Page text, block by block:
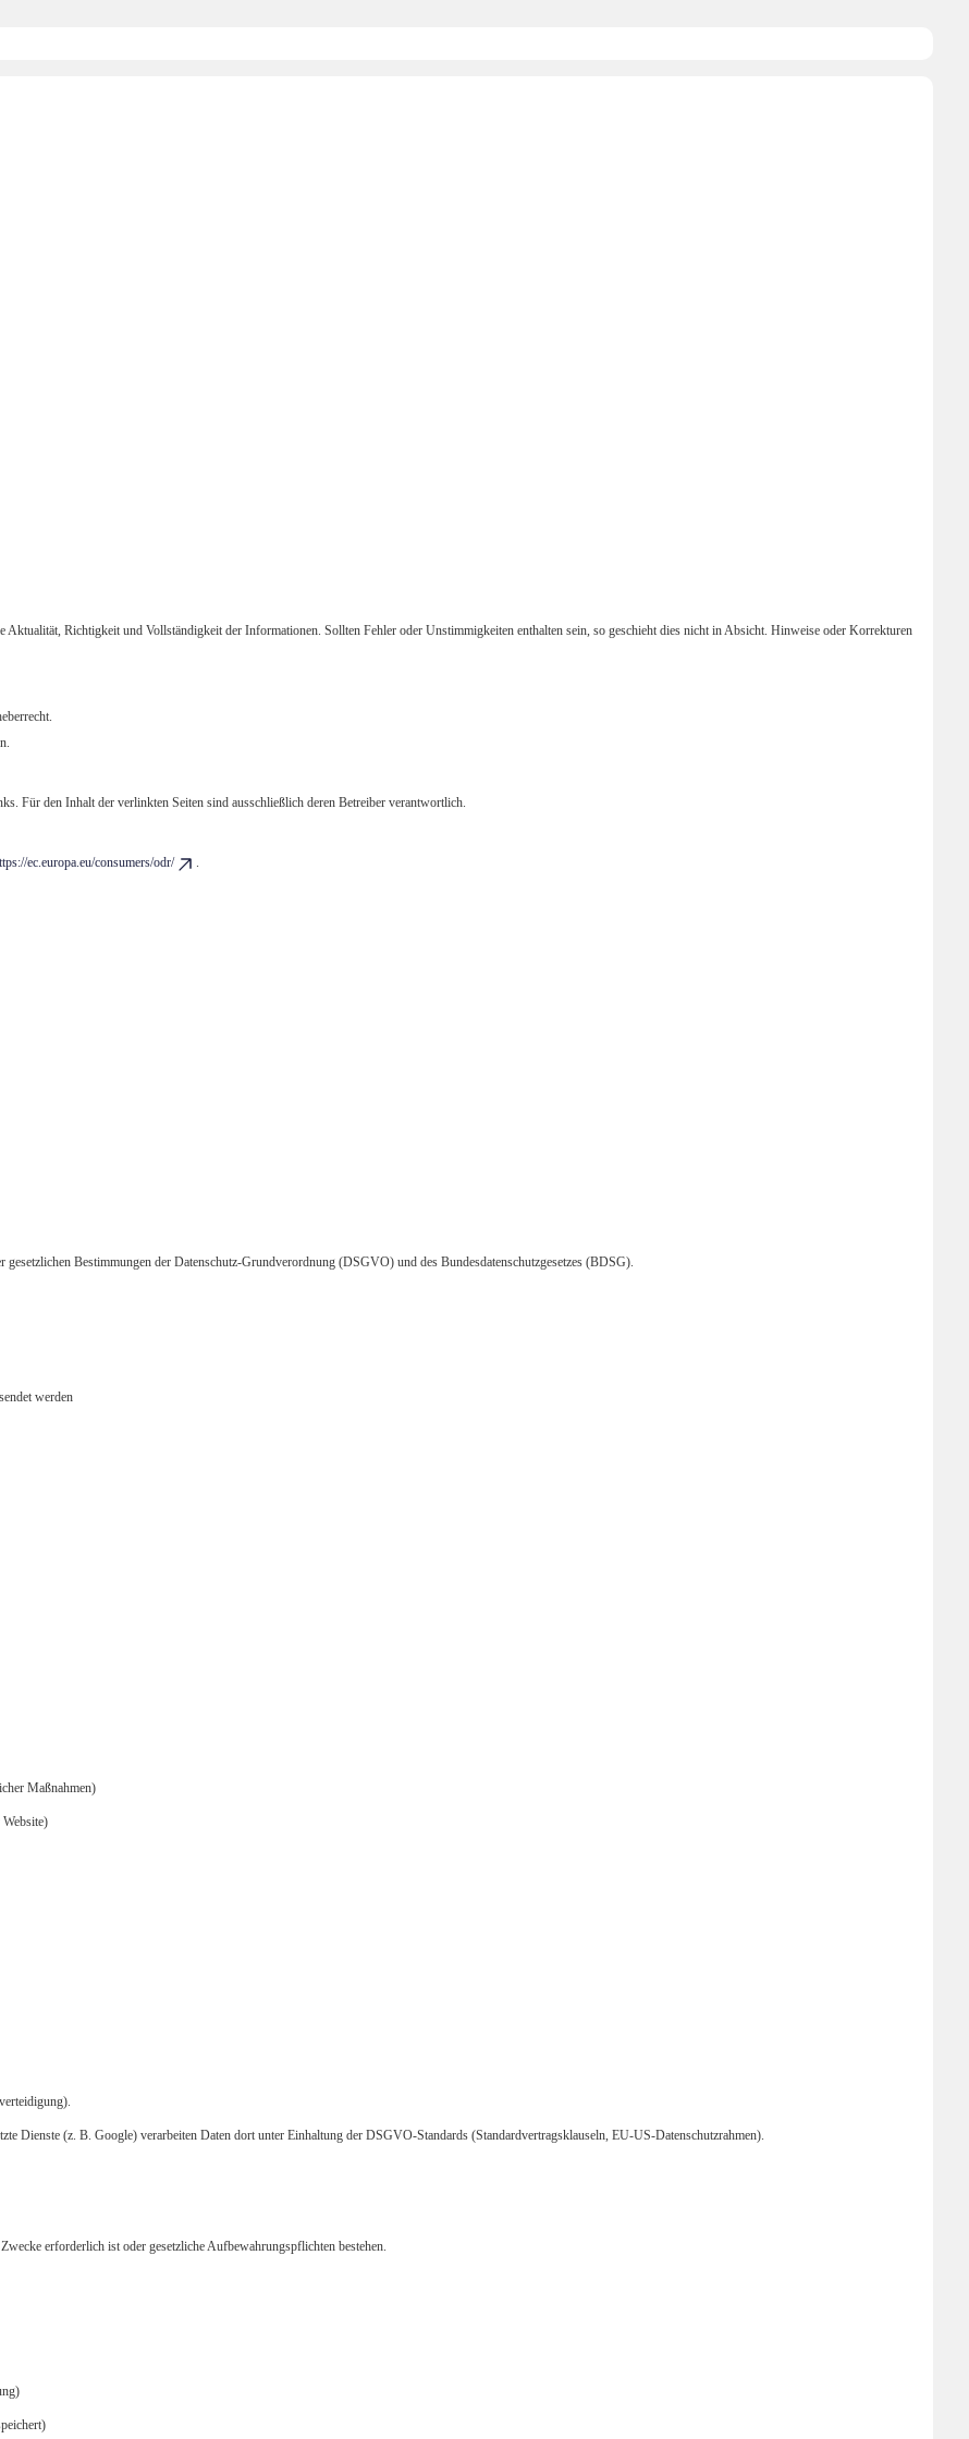
Richtigkeit und Vollständigkeit der Informationen. Sollten Fehler oder Unstimmigkeiten enthalten sein, so geschieht dies nicht in Absicht. Hinweise oder Korrekturen
Für den Inhalt der verlinkten Seiten sind ausschließlich deren Betreiber verantwortlich.
ec.europa.eu/consumers/odr/ .
Bestimmungen der Datenschutz-Grundverordnung (DSGVO) und des Bundesdatenschutzgesetzes (BDSG).
werden
Maßnahmen)
Dienste (z. B. Google) verarbeiten Daten dort unter Einhaltung der DSGVO-Standards (Standardvertragsklauseln, EU-US-Datenschutzrahmen).
erforderlich ist oder gesetzliche Aufbewahrungspflichten bestehen.